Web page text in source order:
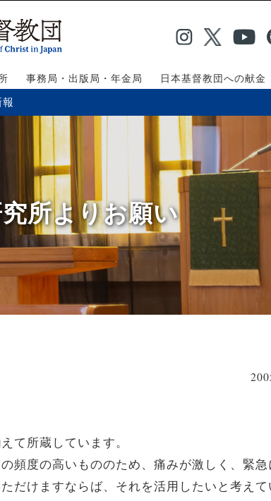
事務局・出版局・年金局 日本基督教団への献金
究所よりお願い
て所蔵しています。
頻度の高いもののため、痛みが激しく、緊
だけますならば、それを活用したいと考えて